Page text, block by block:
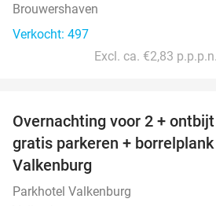
Brouwershaven
Verkocht: 497
Excl. ca. €2,83
Overnachting voor 2 +
gratis parkeren +
Valkenburg
Parkhotel Valkenburg